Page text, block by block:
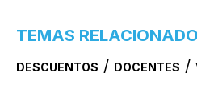
TEMAS
DESCUENTOS / DOCENTES /